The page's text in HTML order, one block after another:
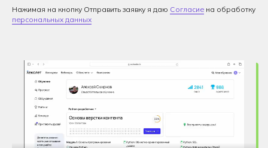
Нажимая на кнопку Отправить заявку я даю Согласие на обработку
персональных данных